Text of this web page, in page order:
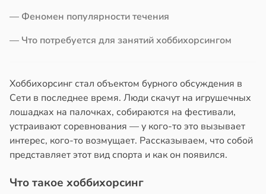
— Феномен популярности течения
— Что потребуется для занятий хоббихорсингом
Хоббихорсинг стал объектом бурного обсуждения в
Сети в последнее время. Люди скачут на игрушечных
лошадках на палочках, собираются на фестивали,
устраивают соревнования — у кого-то это вызывает
интерес, кого-то возмущает. Рассказываем, что собой
представляет этот вид спорта и как он появился.
Что такое хоббихорсинг